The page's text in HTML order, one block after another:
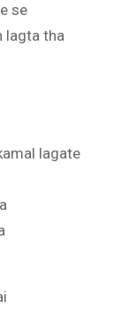
se
lagta tha
lagate